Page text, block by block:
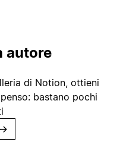
autore
di Notion, ottieni
bastano pochi
→